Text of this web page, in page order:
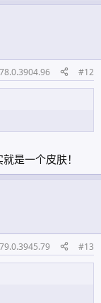
#12
是一个皮肤！
#13